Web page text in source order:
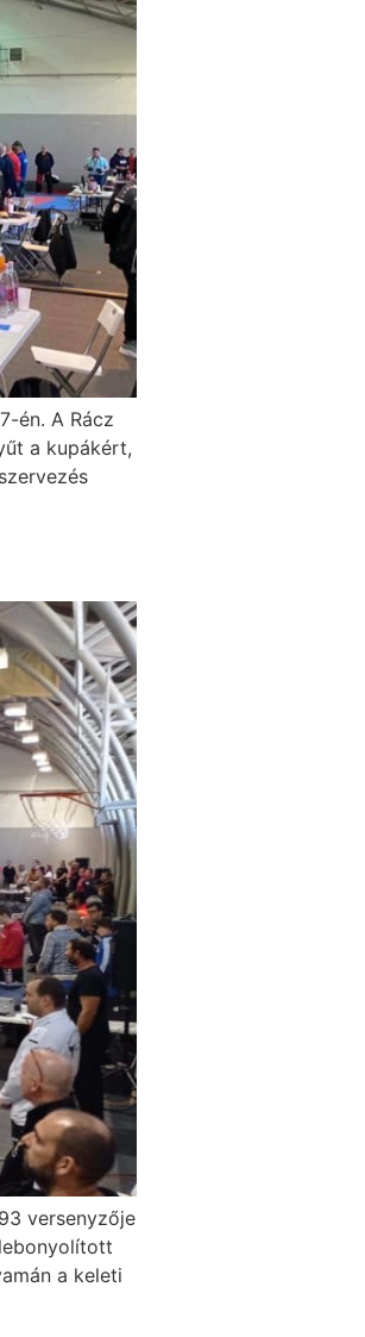
én. A Rácz
a kupákért,
versenyzője
a keleti